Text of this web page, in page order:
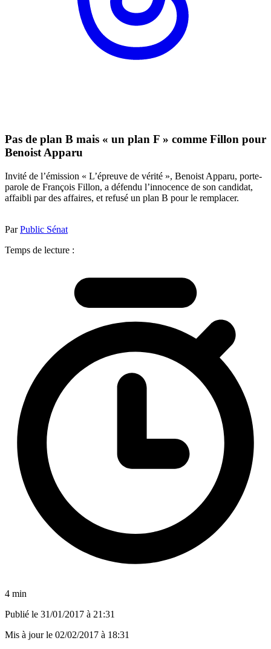
Pas de plan B mais « un plan F » comme Fillon pour
Benoist Apparu
Invité de l’émission « L’épreuve de vérité », Benoist Apparu, porte-
parole de François Fillon, a défendu l’innocence de son candidat,
affaibli par des affaires, et refusé un plan B pour le remplacer.
ParPublic Sénat
Temps de lecture :
4 min
Publié le 31/01/2017 à 21:31
Mis à jour le 02/02/2017 à 18:31